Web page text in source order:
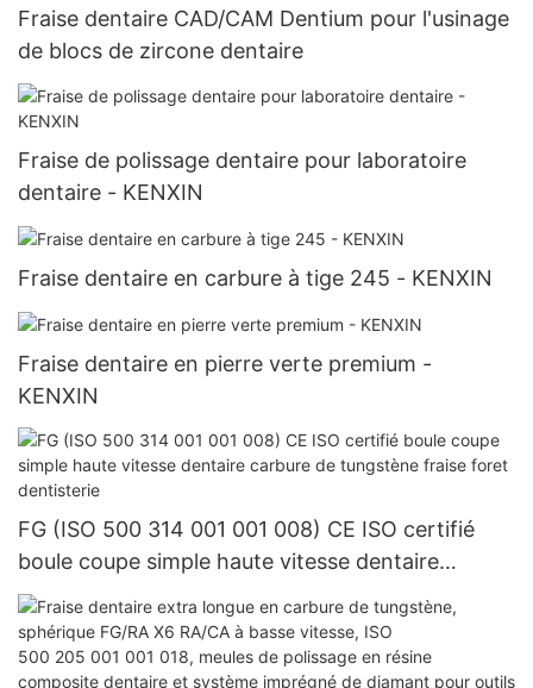
Fraise dentaire CAD/CAM Dentium pour l'usinage
de blocs de zircone dentaire
Fraise de polissage dentaire pour laboratoire
dentaire - KENXIN
Fraise dentaire en carbure à tige 245 - KENXIN
Fraise dentaire en pierre verte premium -
KENXIN
FG (ISO 500 314 001 001 008) CE ISO certifié
boule coupe simple haute vitesse dentaire
carbure de tungstène fraise foret dentisterie